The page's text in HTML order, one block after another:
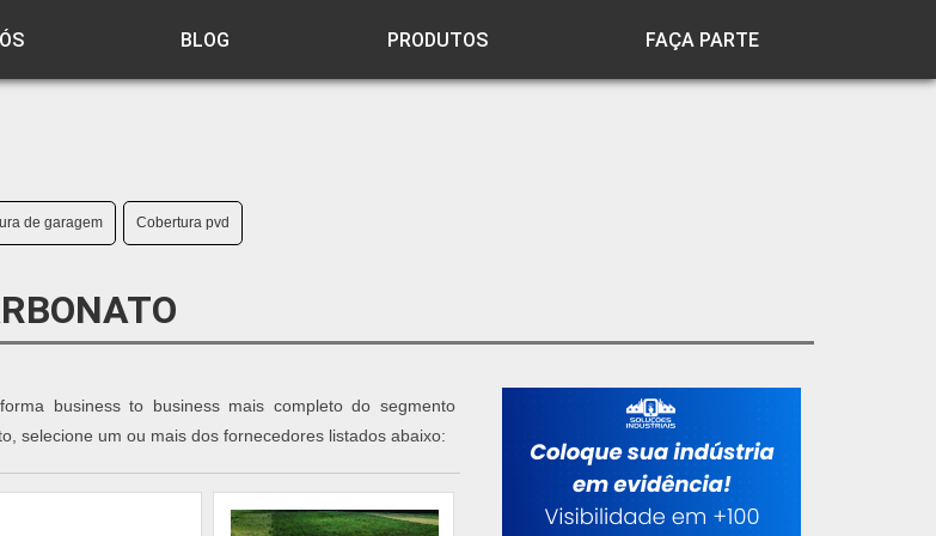
BLOG PRODUTOS FAÇA PARTE
de garagem Cobertura pvd
business to business mais completo do segmento
selecione um ou mais dos fornecedores listados abaixo: